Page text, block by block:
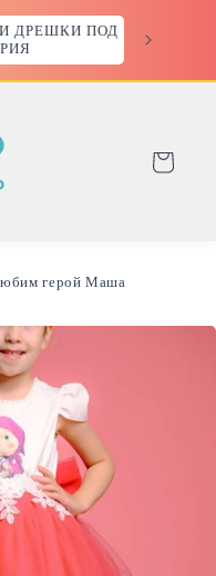
ДРЕШКИ ПОД
Количка
герой Маша